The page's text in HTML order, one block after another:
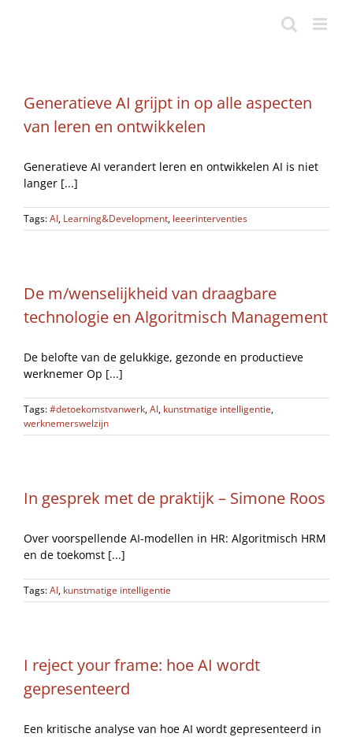
Generatieve AI grijpt in op alle aspecten
van leren en ontwikkelen
Generatieve AI verandert leren en ontwikkelen AI is niet
langer [...]
Tags:AI, Learning&Development, leeerinterventies
De m/wenselijkheid van draagbare
technologie en Algoritmisch Management
De belofte van de gelukkige, gezonde en productieve
werknemer Op [...]
Tags:#detoekomstvanwerk,AI, kunstmatige intelligentie,
werknemerswelzijn
In gesprek met de praktijk – Simone Roos
Over voorspellende AI-modellen in HR: Algoritmisch HRM
en de toekomst [...]
Tags:AI, kunstmatige intelligentie
I reject your frame: hoe AI wordt
gepresenteerd
Een kritische analyse van hoe AI wordt gepresenteerd in